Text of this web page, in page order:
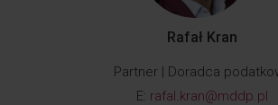
Rafał Kran
Partner | Doradca
E: rafal.kran@mddp.pl